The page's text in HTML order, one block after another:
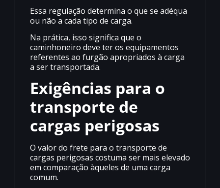
Essa regulação determina o que se adéqua
ou não a cada tipo de carga.
Na prática, isso significa que o
caminhoneiro deve ter os equipamentos
referentes ao furgão apropriados à carga
a ser transportada.
Exigências para o
transporte de
cargas perigosas
O valor do frete para o transporte de
cargas perigosas costuma ser mais elevado
em comparação àqueles de uma carga
comum.